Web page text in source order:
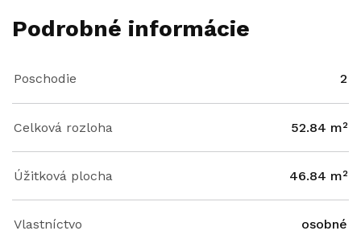
Podrobné informácie
Poschodie 2
Celková rozloha 52.84 m²
Úžitková plocha 46.84 m²
Vlastníctvo osobné